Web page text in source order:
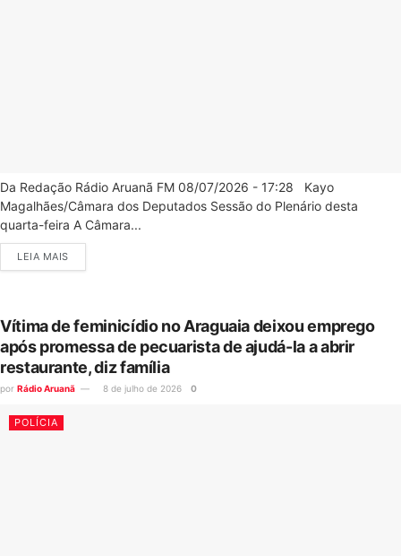
Da Redação Rádio Aruanã FM 08/07/2026 - 17:28 Kayo
Magalhães/Câmara dos Deputados Sessão do Plenário desta
quarta-feira A Câmara...
LEIA MAIS
Vítima de feminicídio no Araguaia deixou emprego
após promessa de pecuarista de ajudá-la a abrir
restaurante, diz família
por Rádio Aruanã 8 de julho de 2026 0
POLÍCIA